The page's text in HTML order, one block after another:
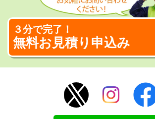
３分で完了！
無料お見積り申込み